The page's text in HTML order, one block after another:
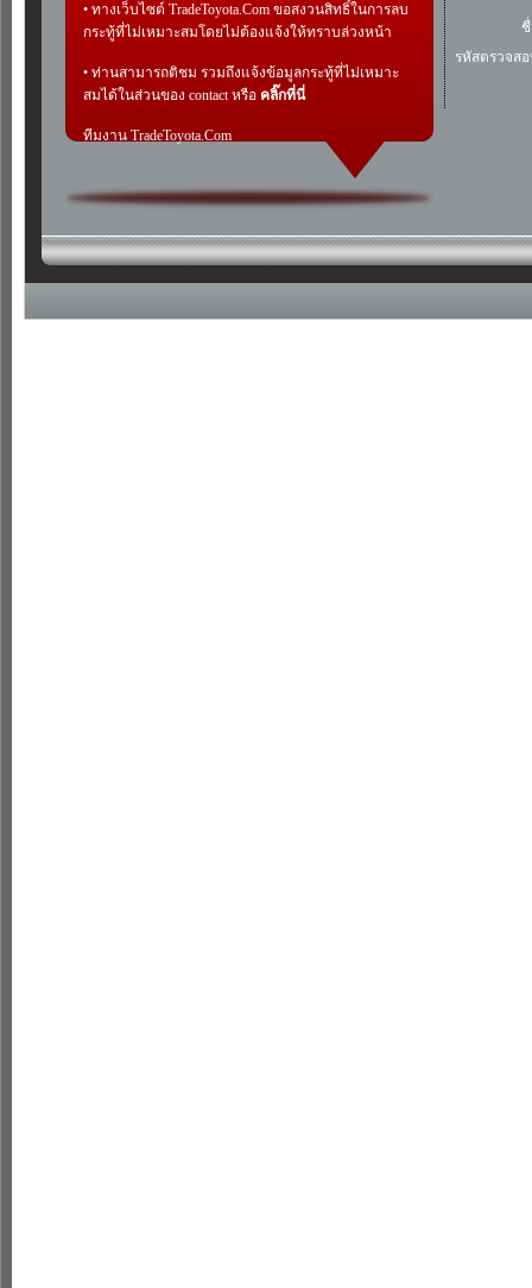
• ทางเว็บไซต์ TradeToyota.Com ขอสงวนสิทธิ์ในการลบ
กระทู้ที่ไม่เหมาะสมโดยไม่ต้องแจ้งให้ทราบล่วงหน้า
• ท่านสามารถติชม รวมถึงแจ้งข้อมูลกระทู้ที่ไม่เหมาะ
สมได้ในส่วนของ contact หรือ คลิ๊กที่นี่
ทีมงาน TradeToyota.Com
รหัสตรวจส